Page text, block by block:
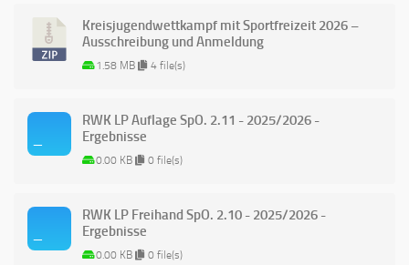
Kreisjugendwettkampf mit Sportfreizeit 2026 –
Ausschreibung und Anmeldung
1.58 MB 4 file(s)
RWK LP Auflage SpO. 2.11 - 2025/2026 -
Ergebnisse
0.00 KB 0 file(s)
RWK LP Freihand SpO. 2.10 - 2025/2026 -
Ergebnisse
0.00 KB 0 file(s)